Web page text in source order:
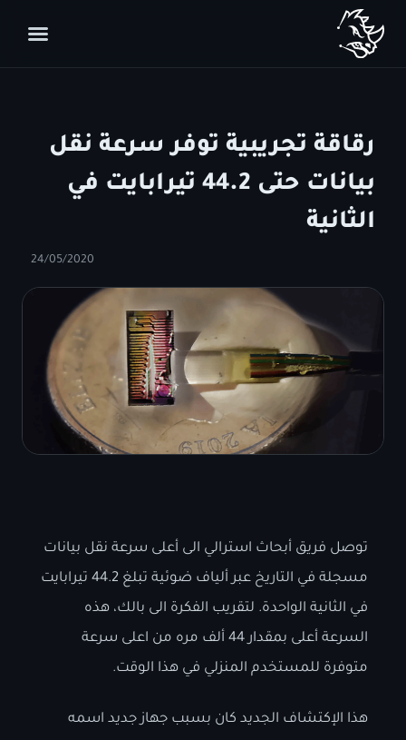
24/05/2020
رقاقة تجريبية توفر سرعة نقل
بيانات حتى 44.2 تيرابايت في
الثانية
توصل فريق أبحاث استرالي الى أعلى سرعة نقل بيانات
مسجلة في التاريخ عبر ألياف ضوئية تبلغ 44.2 تيرابايت
في الثانية الواحدة. لتقريب الفكرة الى بالك، هذه
السرعة أعلى بمقدار 44 ألف مره من اعلى سرعة
متوفرة للمستخدم المنزلي في هذا الوقت.
هذا الإكتشاف الجديد كان بسبب جهاز جديد اسمه